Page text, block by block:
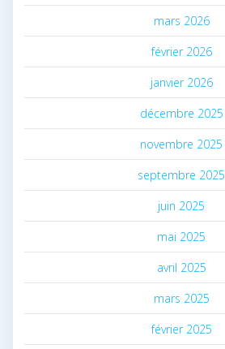
mars 2026
février 2026
janvier 2026
décembre 2025
novembre 2025
septembre 2025
juin 2025
mai 2025
avril 2025
mars 2025
février 2025